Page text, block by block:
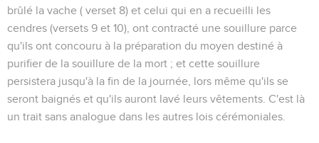
brûlé la vache ( verset 8) et celui qui en a recueilli les
cendres (versets 9 et 10), ont contracté une souillure parce
qu'ils ont concouru à la préparation du moyen destiné à
purifier de la souillure de la mort ; et cette souillure
persistera jusqu'à la fin de la journée, lors même qu'ils se
seront baignés et qu'ils auront lavé leurs vêtements. C'est là
un trait sans analogue dans les autres lois cérémoniales.